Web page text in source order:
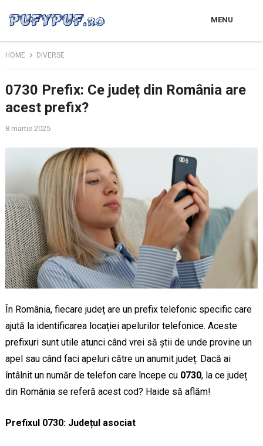
MENU
HOME DIVERSE
0730 Prefix: Ce județ din România are
acest prefix?
8 martie 2025
În România, fiecare județ are un prefix telefonic specific care
ajută la identificarea locației apelurilor telefonice. Aceste
prefixuri sunt utile atunci când vrei să știi de unde provine un
apel sau când faci apeluri către un anumit județ. Dacă ai
întâlnit un număr de telefon care începe cu 0730, la ce județ
din România se referă acest cod? Haide să aflăm!
Prefixul 0730: Județul asociat